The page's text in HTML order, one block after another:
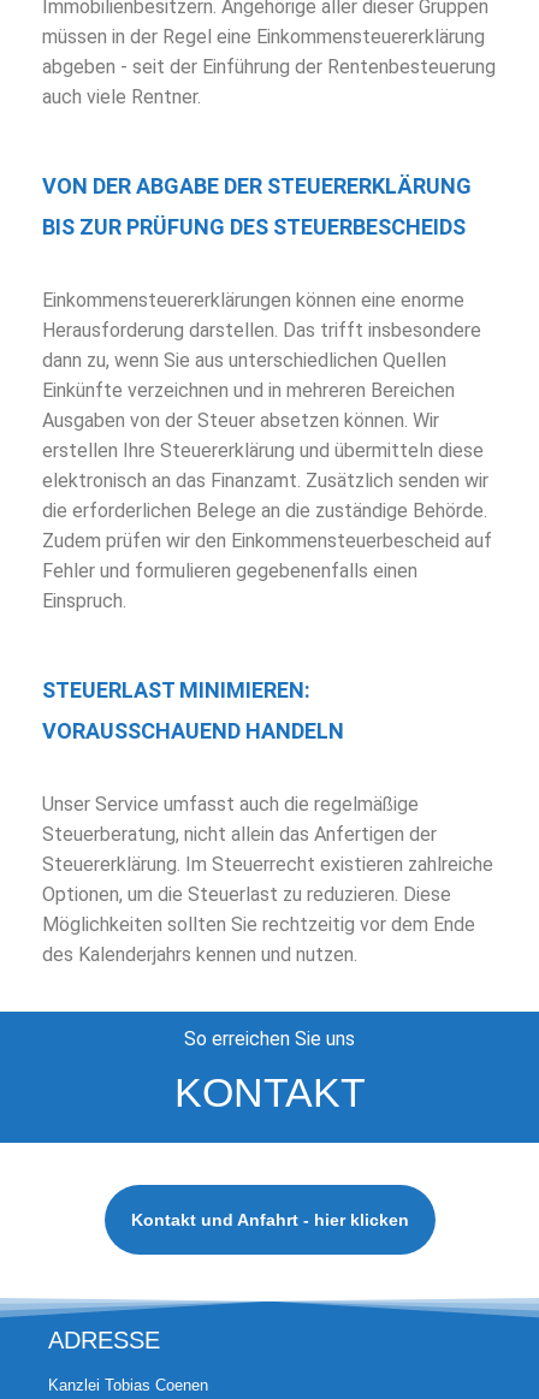
Immobilienbesitzern. Angehörige aller dieser Gruppen
müssen in der Regel eine Einkommensteuererklärung
abgeben - seit der Einführung der Rentenbesteuerung
auch viele Rentner.
VON DER ABGABE DER STEUERERKLÄRUNG
BIS ZUR PRÜFUNG DES STEUERBESCHEIDS
Einkommensteuererklärungen können eine enorme
Herausforderung darstellen. Das trifft insbesondere
dann zu, wenn Sie aus unterschiedlichen Quellen
Einkünfte verzeichnen und in mehreren Bereichen
Ausgaben von der Steuer absetzen können. Wir
erstellen Ihre Steuererklärung und übermitteln diese
elektronisch an das Finanzamt. Zusätzlich senden wir
die erforderlichen Belege an die zuständige Behörde.
Zudem prüfen wir den Einkommensteuerbescheid auf
Fehler und formulieren gegebenenfalls einen
Einspruch.
STEUERLAST MINIMIEREN:
VORAUSSCHAUEND HANDELN
Unser Service umfasst auch die regelmäßige
Steuerberatung, nicht allein das Anfertigen der
Steuererklärung. Im Steuerrecht existieren zahlreiche
Optionen, um die Steuerlast zu reduzieren. Diese
Möglichkeiten sollten Sie rechtzeitig vor dem Ende
des Kalenderjahrs kennen und nutzen.
So erreichen Sie uns
KONTAKT
Kontakt und Anfahrt - hier klicken
ADRESSE
Kanzlei Tobias Coenen